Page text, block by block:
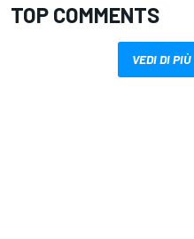
TOP COMMENTS
VEDI DI